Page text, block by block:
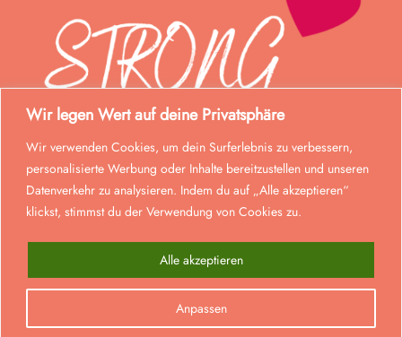
Wir legen Wert auf deine Privatsphäre
Wir verwenden Cookies, um dein Surferlebnis zu verbessern,
personalisierte Werbung oder Inhalte bereitzustellen und unseren
Datenverkehr zu analysieren. Indem du auf „Alle akzeptieren“
klickst, stimmst du der Verwendung von Cookies zu.
Anpassen
Alle akzeptieren
Realisiert von